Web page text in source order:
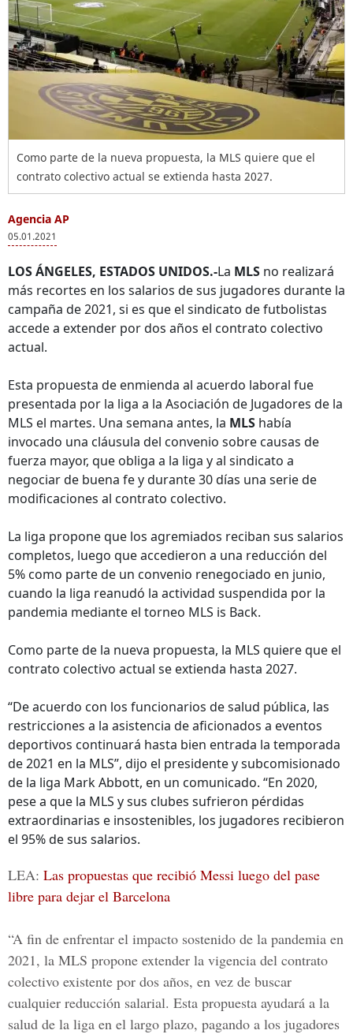
Como parte de la nueva propuesta, la MLS quiere que el
contrato colectivo actual se extienda hasta 2027.
Agencia AP
05.01.2021
LOS ÁNGELES, ESTADOS UNIDOS.-La MLS no realizará
más recortes en los salarios de sus jugadores durante la
campaña de 2021, si es que el sindicato de futbolistas
accede a extender por dos años el contrato colectivo
actual.
Esta propuesta de enmienda al acuerdo laboral fue
presentada por la liga a la Asociación de Jugadores de la
MLS el martes. Una semana antes, la MLS había
invocado una cláusula del convenio sobre causas de
fuerza mayor, que obliga a la liga y al sindicato a
negociar de buena fe y durante 30 días una serie de
modificaciones al contrato colectivo.
La liga propone que los agremiados reciban sus salarios
completos, luego que accedieron a una reducción del
5% como parte de un convenio renegociado en junio,
cuando la liga reanudó la actividad suspendida por la
pandemia mediante el torneo MLS is Back.
Como parte de la nueva propuesta, la MLS quiere que el
contrato colectivo actual se extienda hasta 2027.
“De acuerdo con los funcionarios de salud pública, las
restricciones a la asistencia de aficionados a eventos
deportivos continuará hasta bien entrada la temporada
de 2021 en la MLS”, dijo el presidente y subcomisionado
de la liga Mark Abbott, en un comunicado. “En 2020,
pese a que la MLS y sus clubes sufrieron pérdidas
extraordinarias e insostenibles, los jugadores recibieron
el 95% de sus salarios.
LEA: Las propuestas que recibió Messi luego del pase
libre para dejar el Barcelona
“A fin de enfrentar el impacto sostenido de la pandemia en
2021, la MLS propone extender la vigencia del contrato
colectivo existente por dos años, en vez de buscar
cualquier reducción salarial. Esta propuesta ayudará a la
salud de la liga en el largo plazo, pagando a los jugadores